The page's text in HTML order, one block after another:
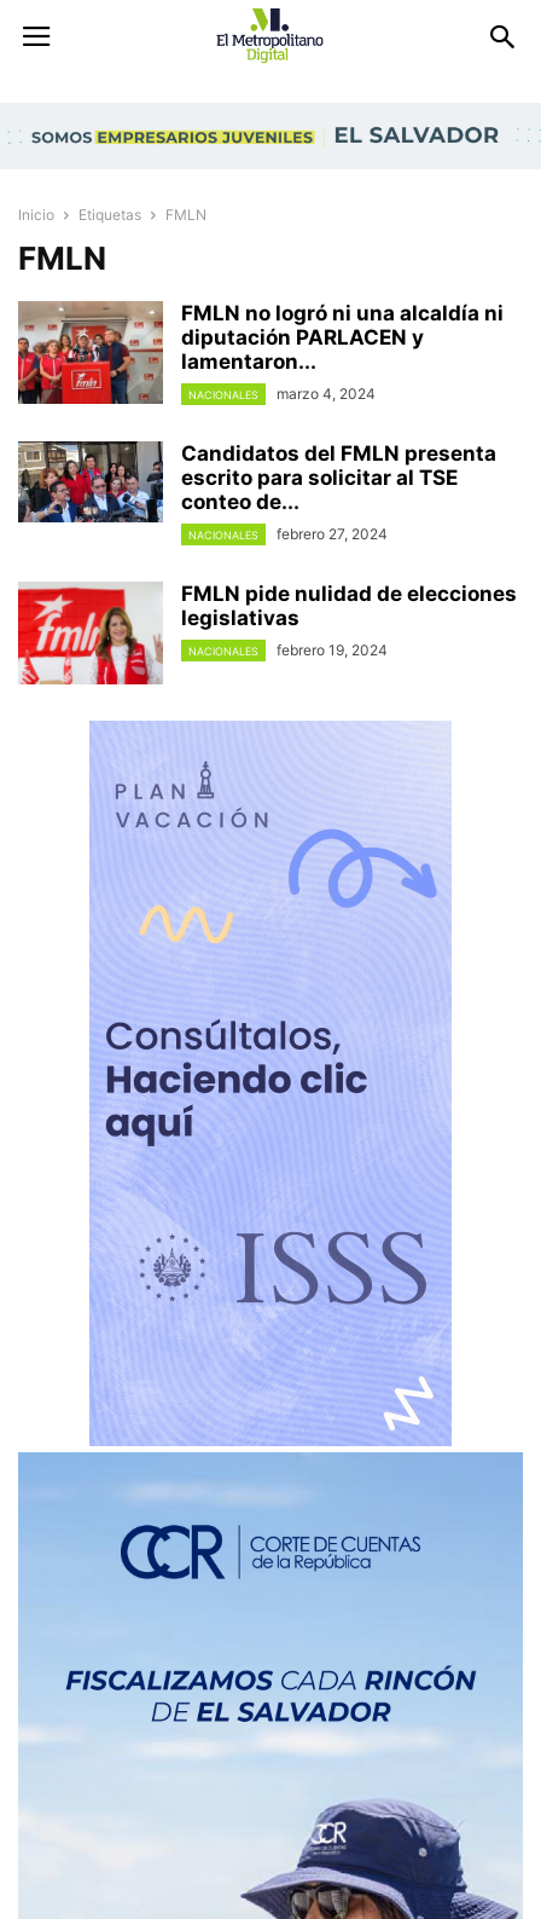
Inicio Etiquetas FMLN
FMLN
FMLN no logró ni una alcaldía ni
diputación PARLACEN y
lamentaron...
NACIONALES marzo 4, 2024
Candidatos del FMLN presenta
escrito para solicitar al TSE
conteo de...
NACIONALES febrero 27, 2024
FMLN pide nulidad de elecciones
legislativas
NACIONALES febrero 19, 2024